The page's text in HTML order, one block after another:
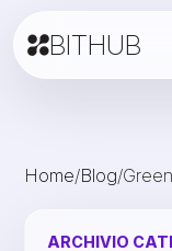
BITHUB
Home/Blog/
ARCHIVIO